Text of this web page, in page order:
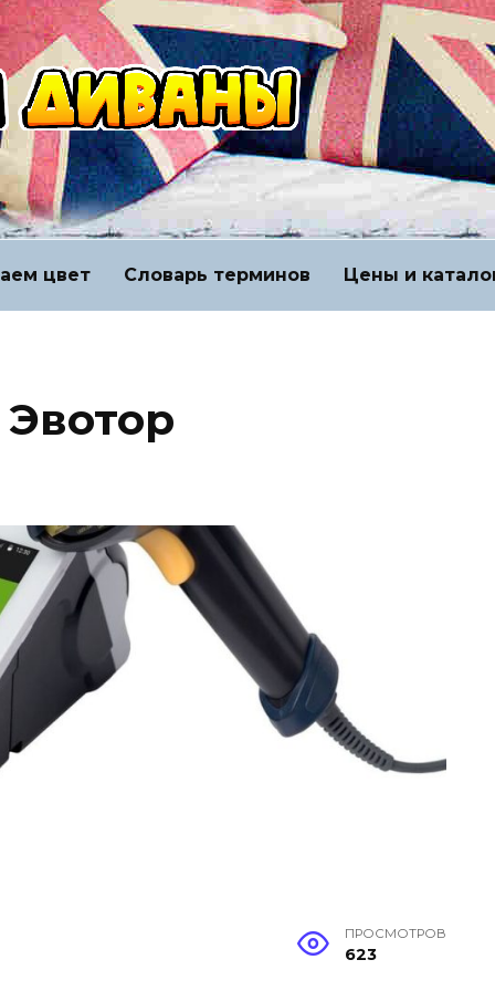
цвет Словарь терминов Цены и
ПРОСМОТРОВ
623